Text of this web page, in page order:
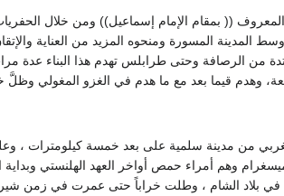
(( بمقام الإمام إسماعيل)) ومن خلال الحفريات
وسط المدينة المسورة ومنحوه المزيد من العناية
من الرصافة وحتى طرابلس تهدم هذا البناء
قيما بعد مع ما هدم في الغزو المغولي وظلَّ خراباً حتى العصر
من مدينة سلمية على بعد خمسة كيلومترات ،
شميسغرام وهم أمراء حمص أواخر العهد الهلنستي
بلاد الشام ، وطلت خراباً حتى عمرت في زمن شيركوه